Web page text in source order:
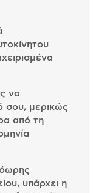
να
σου, μερικώς
από τη
υπάρχει η